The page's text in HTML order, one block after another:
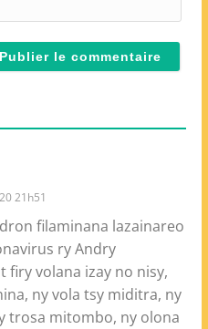
i
21h51
filaminana lazainareo
ry Andry
firy volana izay no nisy,
ny vola tsy miditra, ny
trosa mitombo, ny olona